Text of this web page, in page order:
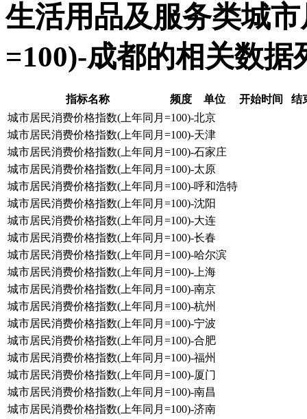
生活用品及服务类城
=100)-成都的相关数据
指标名称 频度 单位 开始时间
结
城市居民消费价格指数(上年同月=100)-北京
城市居民消费价格指数(上年同月=100)-天津
城市居民消费价格指数(上年同月=100)-石家庄
城市居民消费价格指数(上年同月=100)-太原
城市居民消费价格指数(上年同月=100)-呼和浩特
城市居民消费价格指数(上年同月=100)-沈阳
城市居民消费价格指数(上年同月=100)-大连
城市居民消费价格指数(上年同月=100)-长春
城市居民消费价格指数(上年同月=100)-哈尔滨
城市居民消费价格指数(上年同月=100)-上海
城市居民消费价格指数(上年同月=100)-南京
城市居民消费价格指数(上年同月=100)-杭州
城市居民消费价格指数(上年同月=100)-宁波
城市居民消费价格指数(上年同月=100)-合肥
城市居民消费价格指数(上年同月=100)-福州
城市居民消费价格指数(上年同月=100)-厦门
城市居民消费价格指数(上年同月=100)-南昌
城市居民消费价格指数(上年同月=100)-济南